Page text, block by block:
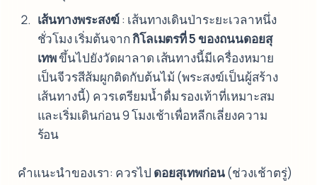
เส้นทางพระสงฆ์: เส้นทางเดินป่าระยะเวลาหนึ่ง
ชั่วโมง เริ่มต้นจากกิโลเมตรที่ 5 ของถนนดอยสุ
เทพขึ้นไปยังวัดผาลาด เส้นทางนี้มีเครื่องหมาย
เป็นจีวรสีส้มผูกติดกับต้นไม้ (พระสงฆ์เป็นผู้สร้าง
เส้นทางนี้) ควรเตรียมน้ำดื่ม รองเท้าที่เหมาะสม
และเริ่มเดินก่อน 9 โมงเช้าเพื่อหลีกเลี่ยงความ
ร้อน
คำแนะนำของเรา: ควรไป ดอยสุเทพก่อน(ช่วงเช้าตรู่)